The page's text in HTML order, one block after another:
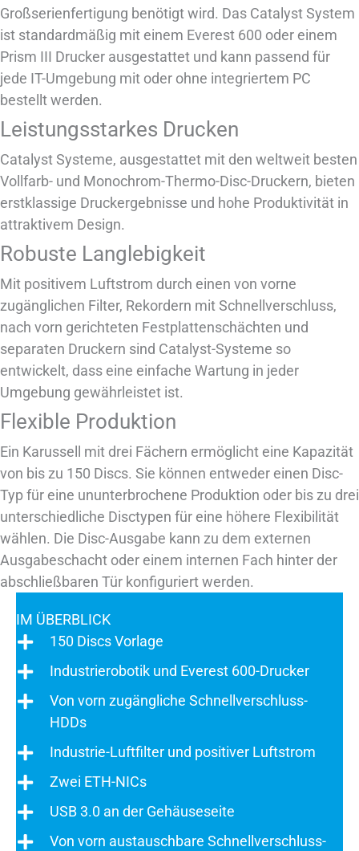
Großserienfertigung benötigt wird. Das Catalyst System
ist standardmäßig mit einem Everest 600 oder einem
Prism III Drucker ausgestattet und kann passend für
jede IT-Umgebung mit oder ohne integriertem PC
bestellt werden.
Leistungsstarkes Drucken
Catalyst Systeme, ausgestattet mit den weltweit besten
Vollfarb- und Monochrom-Thermo-Disc-Druckern, bieten
erstklassige Druckergebnisse und hohe Produktivität in
attraktivem Design.
Robuste Langlebigkeit
Mit positivem Luftstrom durch einen von vorne
zugänglichen Filter, Rekordern mit Schnellverschluss,
nach vorn gerichteten Festplattenschächten und
separaten Druckern sind Catalyst-Systeme so
entwickelt, dass eine einfache Wartung in jeder
Umgebung gewährleistet ist.
Flexible Produktion
Ein Karussell mit drei Fächern ermöglicht eine Kapazität
von bis zu 150 Discs. Sie können entweder einen Disc-
Typ für eine ununterbrochene Produktion oder bis zu drei
unterschiedliche Disctypen für eine höhere Flexibilität
wählen. Die Disc-Ausgabe kann zu dem externen
Ausgabeschacht oder einem internen Fach hinter der
abschließbaren Tür konfiguriert werden.
IM ÜBERBLICK
150 Discs Vorlage
Industrierobotik und Everest 600-Drucker
Von vorn zugängliche Schnellverschluss-
HDDs
Industrie-Luftfilter und positiver Luftstrom
Zwei ETH-NICs
USB 3.0 an der Gehäuseseite
Von vorn austauschbare Schnellverschluss-